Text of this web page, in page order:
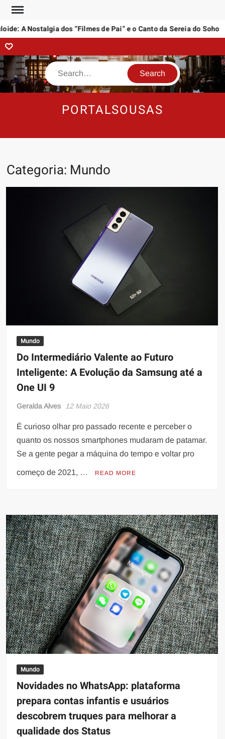
Skip
content
A Nostalgia dos “Filmes de Pai” e o Canto da Sereia do Soho
Contact
Search
PORTALSOUSAS
Categoria: Mundo
Mundo
Do Intermediário Valente ao Futuro
Inteligente: A Evolução da Samsung até a
One UI 9
Geralda Alves 12 Maio 2026
É curioso olhar pro passado recente e perceber o
quanto os nossos smartphones mudaram de patamar.
Se a gente pegar a máquina do tempo e voltar pro
começo de 2021, … READ MORE
Mundo
Novidades no WhatsApp: plataforma
prepara contas infantis e usuários
descobrem truques para melhorar a
qualidade dos Status